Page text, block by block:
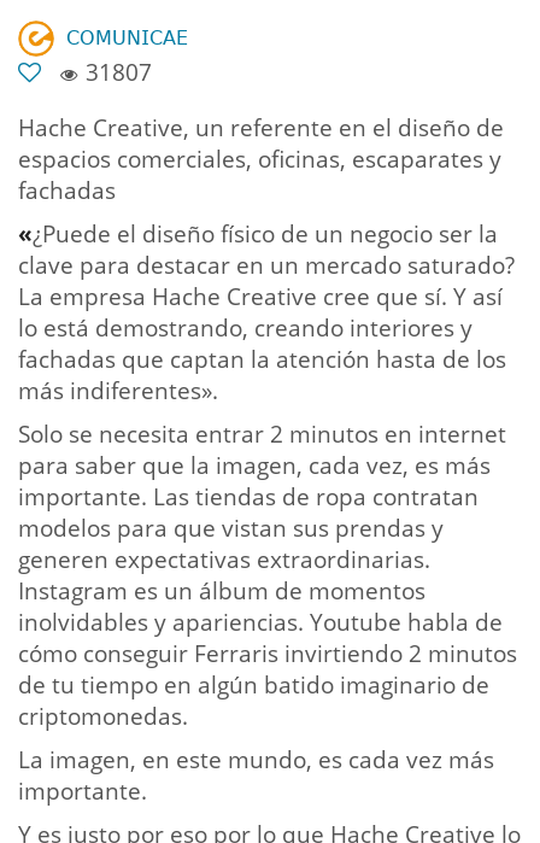
𝖢𝖮𝖬𝖴𝖭𝖨𝖢𝖠𝖤
31807
Hache Creative, un referente en el diseño de
espacios comerciales, oficinas, escaparates y
fachadas
«¿Puede el diseño físico de un negocio ser la
clave para destacar en un mercado saturado?
La empresa Hache Creative cree que sí. Y así
lo está demostrando, creando interiores y
fachadas que captan la atención hasta de los
más indiferentes».
Solo se necesita entrar 2 minutos en internet
para saber que la imagen, cada vez, es más
importante. Las tiendas de ropa contratan
modelos para que vistan sus prendas y
generen expectativas extraordinarias.
Instagram es un álbum de momentos
inolvidables y apariencias. Youtube habla de
cómo conseguir Ferraris invirtiendo 2 minutos
de tu tiempo en algún batido imaginario de
criptomonedas.
La imagen, en este mundo, es cada vez más
importante.
Y es justo por eso por lo que Hache Creative lo